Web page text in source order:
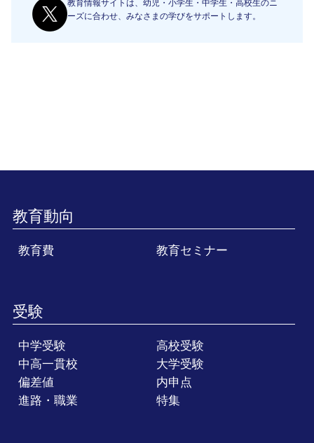
教育情報サイトは、幼児・小学生・中学生・高校生のニ
ーズに合わせ、みなさまの学びをサポートします。
教育動向
教育費 教育セミナー
受験
中学受験
高校受験
中高一貫校
大学受験
偏差値
内申点
進路・職業
特集